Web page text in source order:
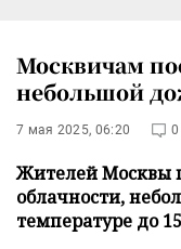
Москвичам
небольшой
7 мая 2025, 06:20 0
Жителей Москвы
облачности,
температуре до